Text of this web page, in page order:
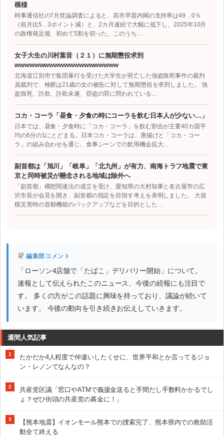
模様
時事通信社の7月世論調査によると、高市早苗内閣の支持率は49．0％
（前月比5．3ポイント減）と、2カ月連続で大幅に低下し、2025年10月
の政権発足後、初めて5割を切った。このうち…
女子大生の川村葉音（２１）に無期懲役求刑
wwwwwwwwwwwwwwwwwwwww
北海道江別市で集団暴行を受けた大学生が死亡した強盗致死事件の裁判
員裁判で、検察は21歳の女の被告に対して無期懲役を求刑しました。 強
盗致死、詐欺、詐欺未遂、窃盗の罪に問われている…
コカ・コーラ「昼食・夕食の時にコーラを飲む日本人が少ない…」
日本では、昼食・夕食時に「コカ・コーラ」を飲む割合が主要40カ国平
均の6分の1にとどまる。日本コカ・コーラは、唐揚げと「コカ・コー
ラ」の組み合わせを通じ、食事シーンでの飲用機会拡大…
副首都は「旭川」「岐阜」「北九州」が有力、南海トラフ地震で東
京と同時被災が懸念される地域は除外へ
「副首都」構想関連法の成立を受け、愛知県の大村知事と名古屋市の広
沢市長が会見を開き、副首都の指定を目指す考えを表明しました。 大規
模災害時の首都機能のバックアップなどを目的とした…
編集部コメント
「ローソン4店舗で「たばこ」デリバリー開始」について。
速報として伝えられたこのニュース、今後の続報にも注目で
す。 多くの方がこの話題に興味を持っており、議論が続いて
います。 今後の動向を引き続きお伝えしていきます。
週間人気記事
1
たかだか4人程度で仲違いしたくせに、世界平和とか言ってるジョ
ン・レノンてなんなの？
2
共産党区議「窓口やATMで義援金送ると手間だし手数料かかるでし
ょ？ぜひ街頭の共産党の募金に！」
3
【熊本地震】イオンモール熊本での捜索完了、熊本県内での救助活
動全て終える